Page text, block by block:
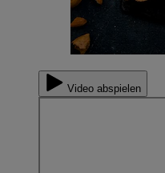
Video abspielen